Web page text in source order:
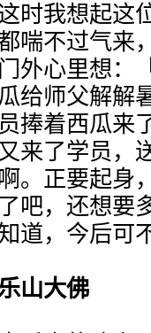
时我想起这
喘不过气来
门外心里想：
给师父解解
员捧着西瓜来
又来了学员，
啊。正要起身
了吧，还想要
道，今后可
山大佛